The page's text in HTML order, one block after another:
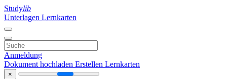
Studylib
Unterlagen Lernkarten
Anmeldung
Dokument hochladen Erstellen Lernkarten
×